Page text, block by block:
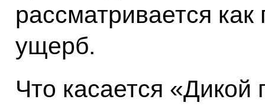
рассматривается
ущерб.
Что касается